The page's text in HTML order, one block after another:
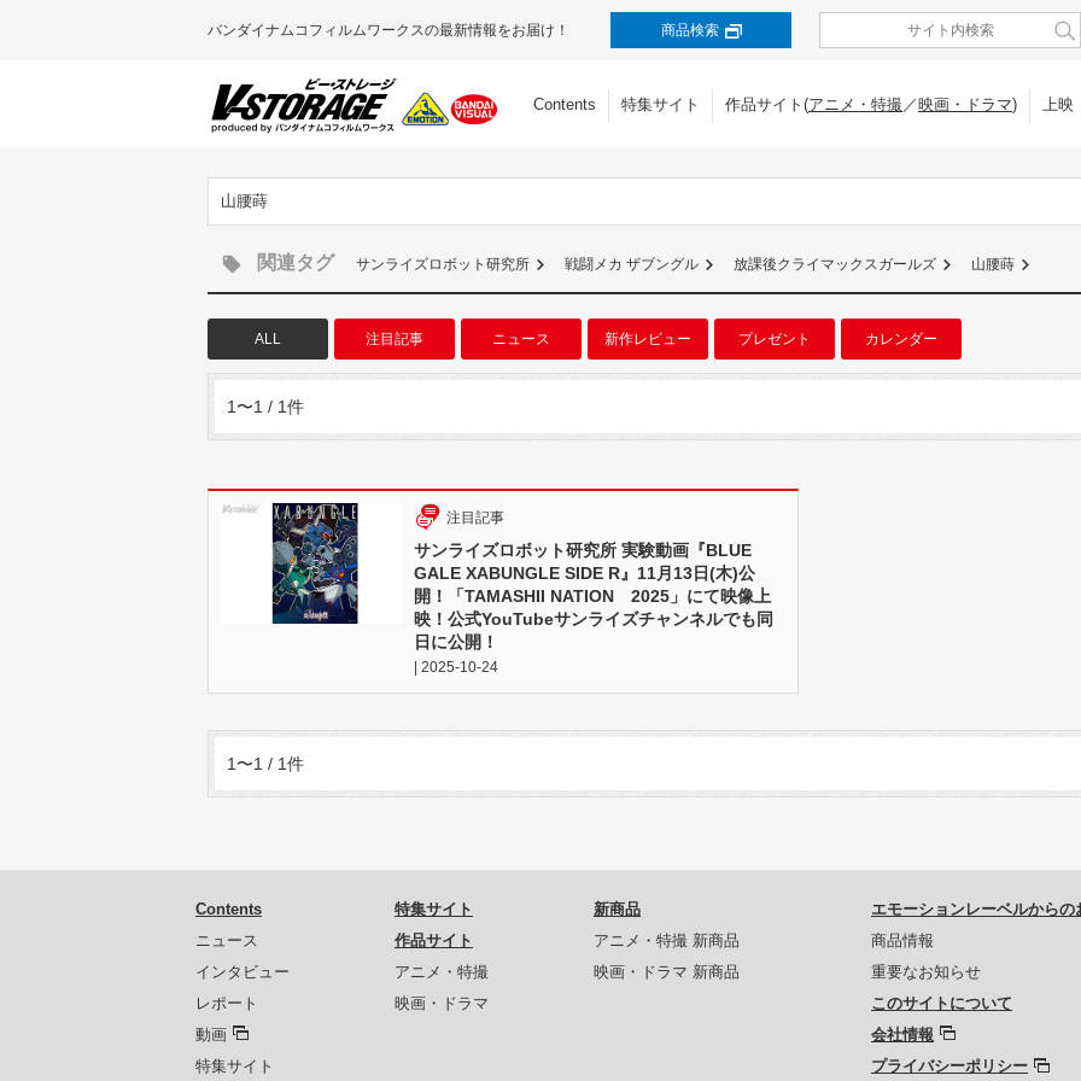
バンダイナムコフィルムワークスの最新情報をお届け！ 商品検索
Contents 特集サイト 作品サイト(アニメ・特撮／映画・ドラマ) 上映
山腰蒔
関連タグ サンライズロボット研究所 戦闘メカ ザブングル 放課後クライマックスガールズ 山腰蒔
ALL 注目記事 ニュース 新作レビュー プレゼント カレンダー
1〜1 / 1件
注目記事
サンライズロボット研究所 実験動画『BLUE
GALE XABUNGLE SIDE R』11月13日(木)公
開！「TAMASHII NATION 2025」にて映像上
映！公式YouTubeサンライズチャンネルでも同
日に公開！
| 2025-10-24
1〜1 / 1件
Contents
ニュース
インタビュー
レポート
動画
特集サイト
特集サイト
作品サイト
アニメ・特撮
映画・ドラマ
新商品
アニメ・特撮 新商品
映画・ドラマ 新商品
エモーションレーベルからの
商品情報
重要なお知らせ
このサイトについて
会社情報
プライバシーポリシー